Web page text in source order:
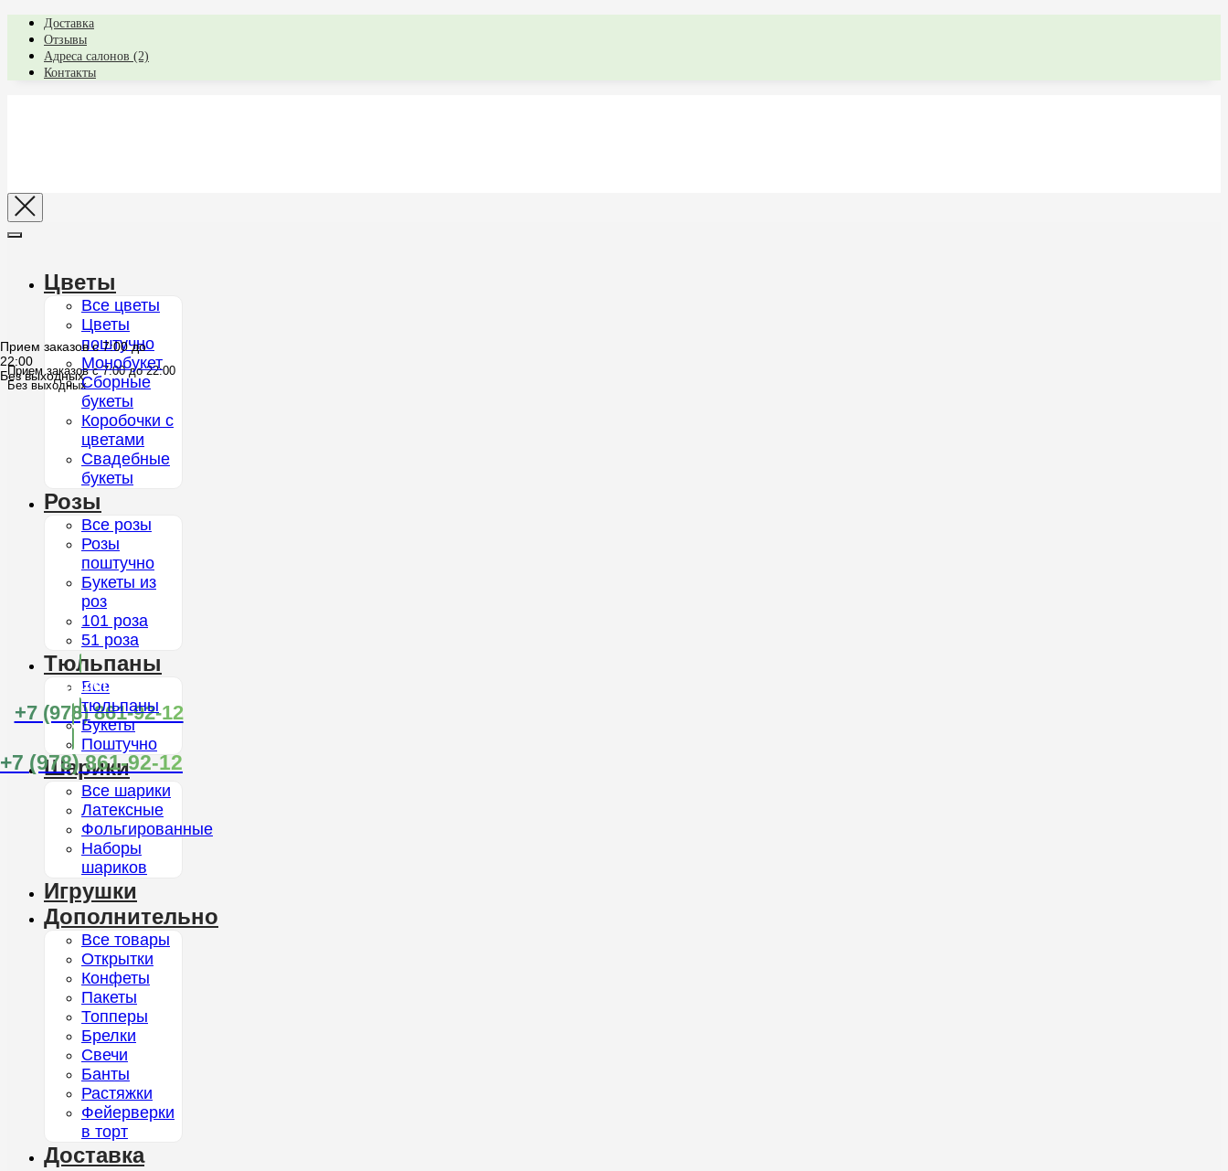
Доставка
Отзывы
Адреса салонов (2)
Контакты
Прием заказов с 7:00 до 22:00
Без выходных
Каталог
+7 (978) 861-92-12
Прием заказов с 7:00 до
22:00
Без выходных
+7 (978) 861-92-12
Цветы
Все цветы
Цветы
поштучно
Монобукет
Сборные
букеты
Коробочки с
цветами
Свадебные
букеты
Розы
Все розы
Розы
поштучно
Букеты из
роз
101 роза
51 роза
Тюльпаны
Все
тюльпаны
Букеты
Поштучно
Шарики
Все шарики
Латексные
Фольгированные
Наборы
шариков
Игрушки
Дополнительно
Все товары
Открытки
Конфеты
Пакеты
Топперы
Брелки
Свечи
Банты
Растяжки
Фейерверки
в торт
Доставка